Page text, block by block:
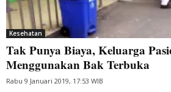
Kesehatan
Tak Punya Biaya, Keluarga
Menggunakan Bak Terbuka
Rabu 9 Januari 2019, 17:53 WIB